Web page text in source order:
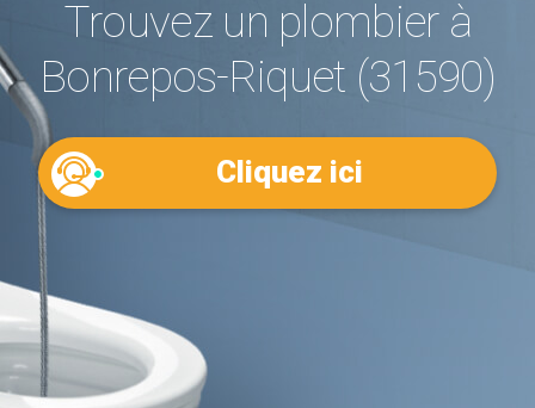
Trouvez un plombier à
Bonrepos-Riquet (31590)
Cliquez ici